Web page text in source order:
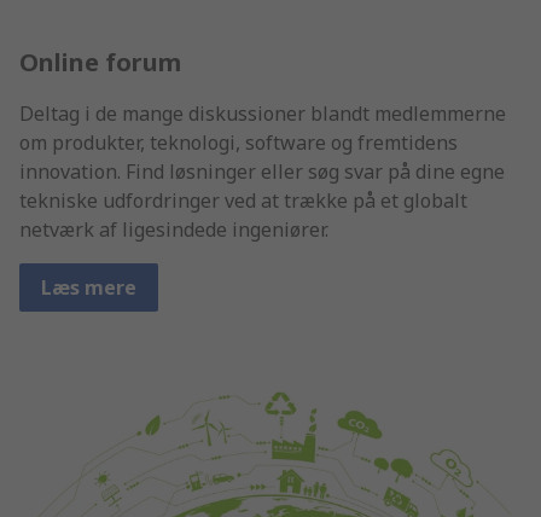
Online forum
Deltag i de mange diskussioner blandt medlemmerne
om produkter, teknologi, software og fremtidens
innovation. Find løsninger eller søg svar på dine egne
tekniske udfordringer ved at trække på et globalt
netværk af ligesindede ingeniører.
Læs mere